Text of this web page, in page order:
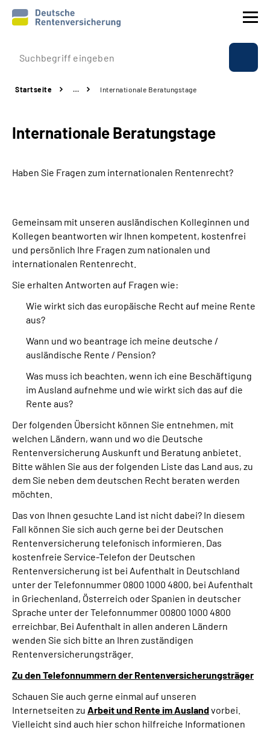
Prävention
Rente
Beratung & Kontakt
Über uns & Presse
Online-Services
Leichte Sprache
Mein Kundenportal
Startseite … Internationale Beratungstage
Internationale Beratungstage
Haben Sie Fragen zum internationalen Rentenrecht?
Gemeinsam mit unseren ausländischen Kolleginnen und
Kollegen beantworten wir Ihnen kompetent, kostenfrei
und persönlich Ihre Fragen zum nationalen und
internationalen Rentenrecht.
Sie erhalten Antworten auf Fragen wie:
Wie wirkt sich das europäische Recht auf meine Rente
aus?
Wann und wo beantrage ich meine deutsche /
ausländische Rente / Pension?
Was muss ich beachten, wenn ich eine Beschäftigung
im Ausland aufnehme und wie wirkt sich das auf die
Rente aus?
Der folgenden Übersicht können Sie entnehmen, mit
welchen Ländern, wann und wo die Deutsche
Rentenversicherung Auskunft und Beratung anbietet.
Bitte wählen Sie aus der folgenden Liste das Land aus, zu
dem Sie neben dem deutschen Recht beraten werden
möchten.
Das von Ihnen gesuchte Land ist nicht dabei? In diesem
Fall können Sie sich auch gerne bei der Deutschen
Rentenversicherung telefonisch informieren. Das
kostenfreie Service-Telefon der Deutschen
Rentenversicherung ist bei Aufenthalt in Deutschland
unter der Telefonnummer 0800 1000 4800, bei Aufenthalt
in Griechenland, Österreich oder Spanien in deutscher
Sprache unter der Telefonnummer 00800 1000 4800
erreichbar. Bei Aufenthalt in allen anderen Ländern
wenden Sie sich bitte an Ihren zuständigen
Rentenversicherungsträger.
Zu den Telefonnummern der Rentenversicherungsträger
Schauen Sie auch gerne einmal auf unseren
Internetseiten zu Arbeit und Rente im Auslandvorbei.
Vielleicht sind auch hier schon hilfreiche Informationen